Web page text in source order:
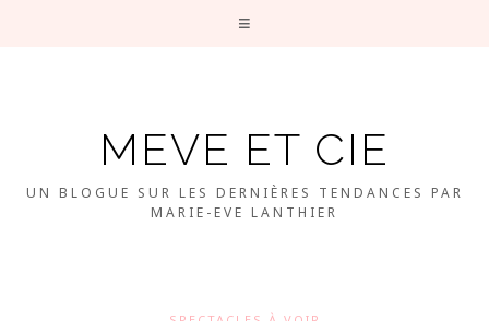
MEVE ET CIE
UN BLOGUE SUR LES DERNIÈRES TENDANCES PAR
MARIE-EVE LANTHIER